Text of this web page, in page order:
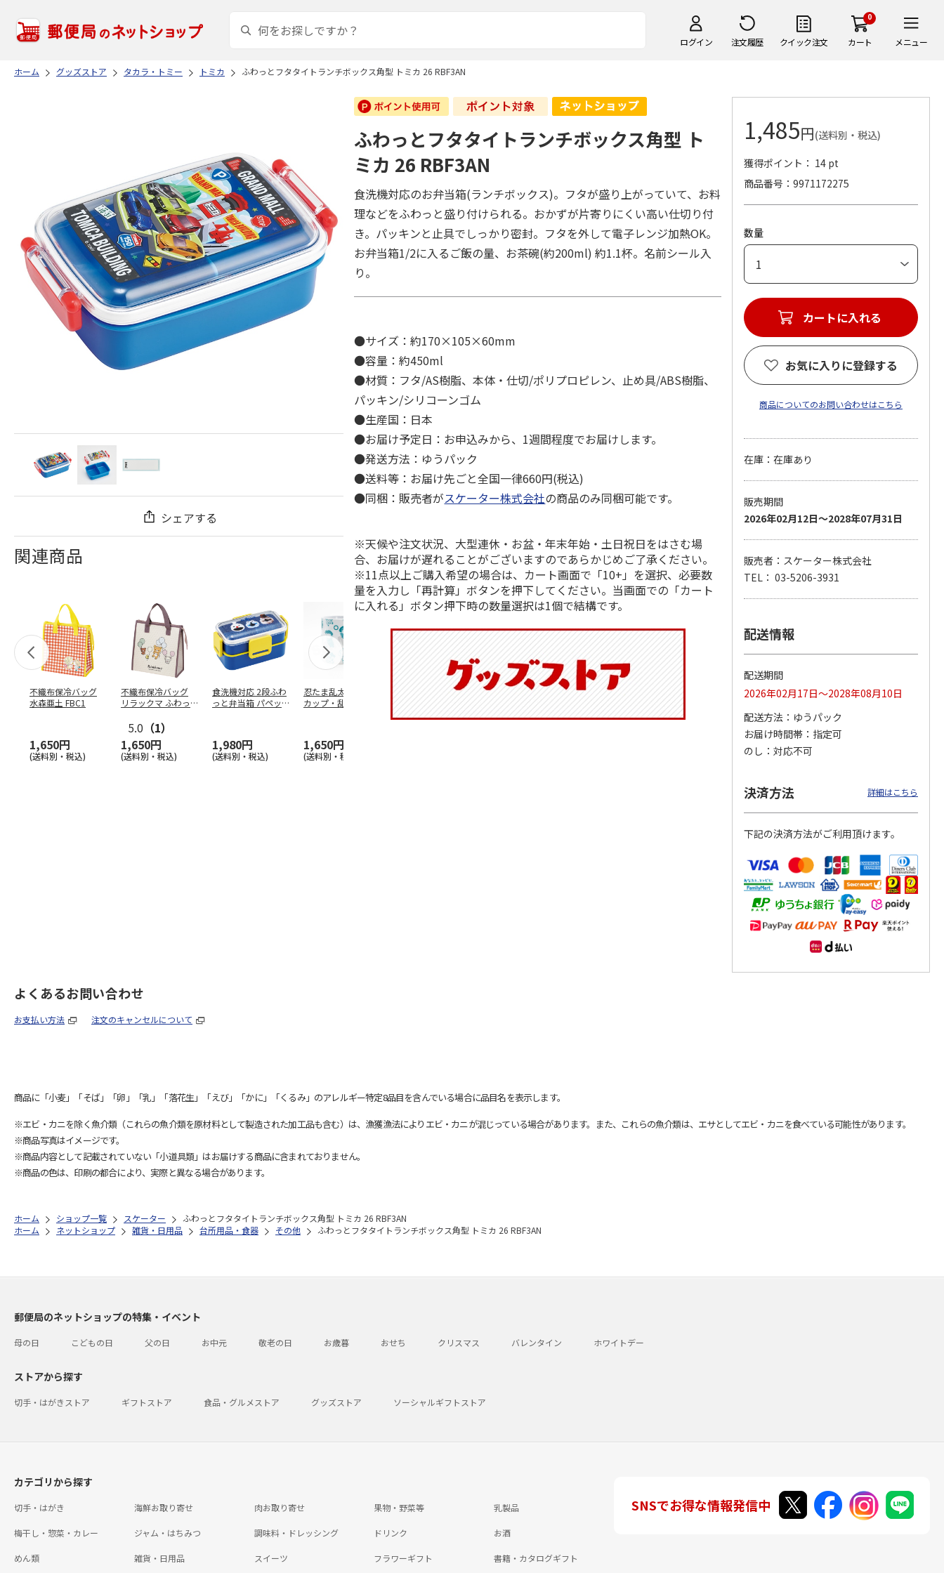
ログイン 注文履歴 クイック注文
0
カート メニュー
ホーム グッズストア タカラ・トミー トミカ ふわっとフタタイトランチボックス角型 トミカ 26 RBF3AN
シェアする
関連商品
不織布保冷バッグ
水森亜土 FBC1
1,650円
(送料別・税込)
不織布保冷バッグ
リラックマ ふわっ
5.0 （1）
1,650円
(送料別・税込)
食洗機対応 2段ふわ
っと弁当箱 パペッ
1,980円
(送料別・税込)
忍たま乱太郎 マグ
カップ・乱太郎・き
1,650円
(送料別・税込)
抗菌食洗機対応 ふ
わっと弁当箱 530ml
水森亜土 PF …
陶器ダイカットマグ
カップ ポムポムプ
リン CHMGD4
マスコット入りドリ
ンクボトル ハロー
キティ PSPR5MC
ふわっとフタタイト
ランチボックス角型
パペットスンスン
コーデュロイ生地ラ
キティ KCOB2
2,200円
(送料別・税込)
八角形ステンレスマ
ふわっとフタタイトランチボックス角型 ト
ミカ 26 RBF3AN
食洗機対応のお弁当箱(ランチボックス)。フタが盛り上がっていて、お料
理などをふわっと盛り付けられる。おかずが片寄りにくい高い仕切り付
き。パッキンと止具でしっかり密封。フタを外して電子レンジ加熱OK。
お弁当箱1/2に入るご飯の量、お茶碗(約200ml) 約1.1杯。名前シール入
り。
●サイズ：約170×105×60mm
●容量：約450ml
●材質：フタ/AS樹脂、本体・仕切/ポリプロピレン、止め具/ABS樹脂、
パッキン/シリコーンゴム
●生産国：日本
●お届け予定日：お申込みから、1週間程度でお届けします。
●発送方法：ゆうパック
●送料等：お届け先ごと全国一律660円(税込)
●同梱：販売者がスケーター株式会社の商品のみ同梱可能です。
※天候や注文状況、大型連休・お盆・年末年始・土日祝日をはさむ場
合、お届けが遅れることがございますのであらかじめご了承ください。
※11点以上ご購入希望の場合は、カート画面で「10+」を選択、必要数
量を入力し「再計算」ボタンを押下してください。当画面での「カート
に入れる」ボタン押下時の数量選択は1個で結構です。
1,485円(送料別・税込)
獲得ポイント： 14 pt
商品番号
9971172275
数量
カートに入れる
お気に入りに登録する
商品についてのお問い合わせはこちら
在庫：在庫あり
販売期間
2026年02月12日～2028年07月31日
販売者：スケーター株式会社
TEL： 03-5206-3931
配送情報
配送期間
2026年02月17日～2028年08月10日
配送方法
ゆうパック
お届け時間帯
指定可
のし
対応不可
決済方法 詳細はこちら
下記の決済方法がご利用頂けます。
よくあるお問い合わせ
お支払い方法 注文のキャンセルについて
商品に「小麦」「そば」「卵」「乳」「落花生」「えび」「かに」「くるみ」のアレルギー特定8品目を含んでいる場合に品目名を表示します。
※エビ・カニを除く魚介類（これらの魚介類を原材料として製造された加工品も含む）は、漁獲漁法によりエビ・カニが混じっている場合があります。また、これらの魚介類は、エサとしてエビ・カニを食べている可能性があります。
※商品写真はイメージです。
※商品内容として記載されていない「小道具類」はお届けする商品に含まれておりません。
※商品の色は、印刷の都合により、実際と異なる場合があります。
ホーム ショップ一覧 スケーター
ふわっとフタタイトランチボックス角型 トミカ 26 RBF3AN
ホーム
ネットショップ 雑貨・日用品 台所用品・食器 その他 ふわっとフタタイトランチボックス角型 トミカ 26 RBF3AN
郵便局のネットショップの特集・イベント
母の日 こどもの日 父の日 お中元 敬老の日 お歳暮 おせち クリスマス バレンタイン ホワイトデー
ストアから探す
切手・はがきストア ギフトストア 食品・グルメストア グッズストア ソーシャルギフトストア
カテゴリから探す
切手・はがき 海鮮お取り寄せ 肉お取り寄せ 果物・野菜等 乳製品
梅干し・惣菜・カレー ジャム・はちみつ 調味料・ドレッシング ドリンク お酒
めん類 雑貨・日用品 スイーツ フラワーギフト 書籍・カタログギフト
SNSでお得な情報発信中